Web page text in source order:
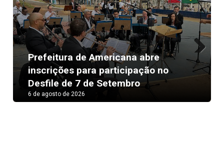
Prefeitura de Americana abre
inscrições para participação no
Desfile de 7 de Setembro
6 de agosto de 2026
Next